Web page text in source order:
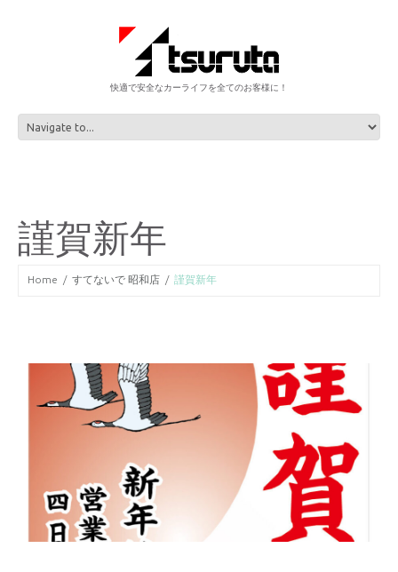
快適で安全なカーライフを全てのお客様に！
謹賀新年
Home すてないで 昭和店 謹賀新年